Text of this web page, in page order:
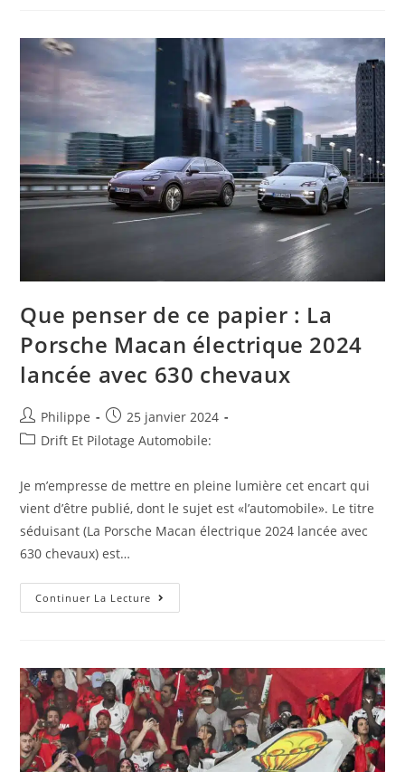
:
Scratch
De
Neuville
Spéciale
Du
Monte-
Carlo
(direct
Vidéo
À
18h10)
Que penser de ce papier : La
Porsche Macan électrique 2024
lancée avec 630 chevaux
Auteur/autrice
de
Philippe
Post
published:
25 janvier 2024
PostDrift Et Pilotage Automobile:
Je m’empresse de mettre en pleine lumière cet encart qui
vient d’être publié, dont le sujet est «l’automobile». Le titre
séduisant (La Porsche Macan électrique 2024 lancée avec
630 chevaux) est…
Continuer La Lecture Que
Penser
La
Porsche
Macan
Électrique 2024
Lancée
Avec
630
Chevaux